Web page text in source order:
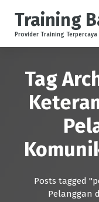
p
Training
Provider Training Terpercaya
Tag
Posts tagged
Pelanggan